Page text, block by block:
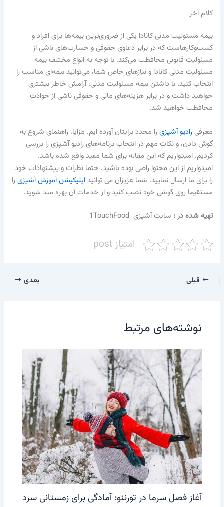
کلام آخر
بیمه مسئولیت مدنی کانادا یکی از ضروری‌ترین بیمه‌ها برای افراد و
کسب‌وکارهاست که در برابر دعاوی حقوقی و خسارت‌های ناشی از
مسئولیت قانونی محافظت می‌کند. با توجه به انواع مختلف بیمه
مسئولیت مدنی کانادا و نیازهای خاص شما، می‌توانید بیمه‌ای مناسب را
انتخاب کنید. با داشتن بیمه مسئولیت مدنی، آرامش خاطر بیشتری
خواهید داشت و در برابر هزینه‌های مالی و حقوقی ناشی از حوادث
محافظت خواهید شد.
معرفیرادیو آشپزیرا مجدد برایتان آورده ایم. مزایا، راهنمای شروع به
گوش دادن، و نکات مهم در انتخاب برنامه‌های رادیو آشپزی را بررسی
کردیم. امیدواریم که این مقاله برای شما مفید واقع شده باشد.
امیدواریم از این محتوا راضی بوده باشید. حتما نظرات و پیشنهادات خود
را برای ما ارسال نمایید. شما عزیزان می توانیداپلیکیشن آموزش آشپزیرا
مستقیما روی گوشی خود نصب کنید و از خدمات آن بهره مند شوید.
تهیه شده در :‌ سایت آشپزی 1TouchFood
امتیاز post
قبلی بعدی
نوشته‌های مرتبط
آغاز فصل سرما در تورنتو: آمادگی برای زمستانی سرد